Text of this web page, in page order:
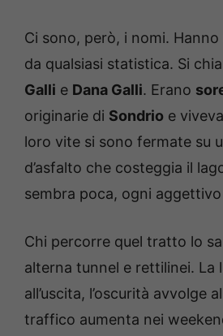
Ci sono, però, i nomi.
da qualsiasi statistica. Si
Galli e Dana Galli. Erano
originarie di Sondrio e
loro vite si sono fermate su
d’asfalto che costeggia il
sembra poca, ogni
Chi percorre quel tratto lo
alterna tunnel e rettilinei. La
all’uscita, l’oscurità avvolge
traffico aumenta nei